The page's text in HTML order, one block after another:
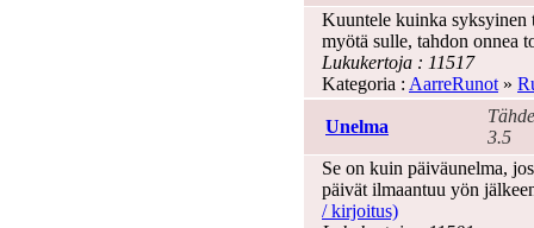
Kuuntele kuinka syksyinen
myötä sulle, tahdon onnea
Lukukertoja : 11517
Kategoria : AarreRunot »
Unelma
3.5
Se on kuin päiväunelma,
päivät ilmaantuu yön
/ kirjoitus)